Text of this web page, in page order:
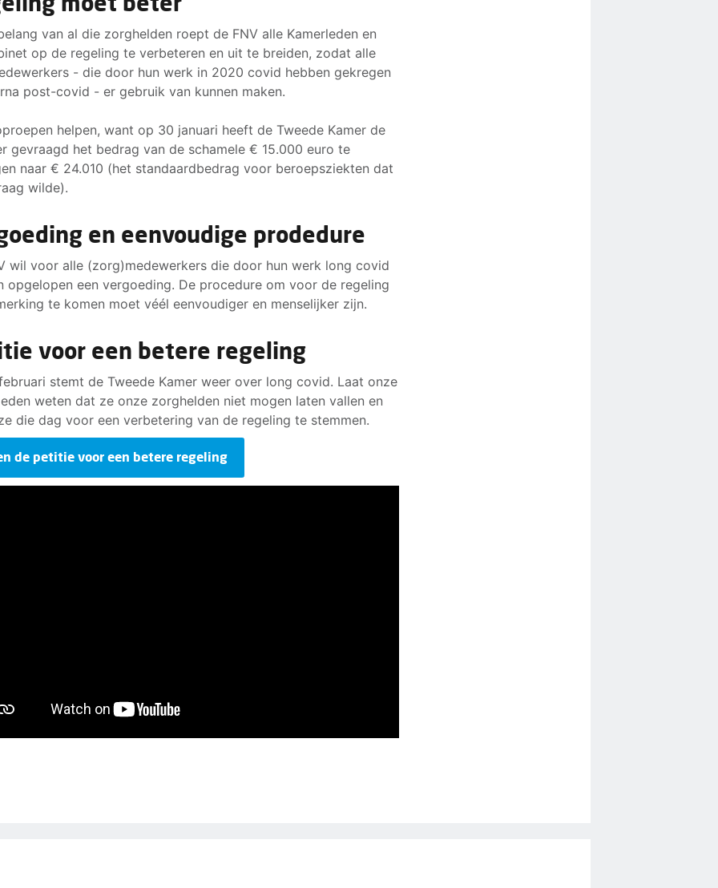
van al die zorghelden roept de FNV alle Kamerleden en
op de regeling te verbeteren en uit te breiden, zodat alle
- die door hun werk in 2020 covid hebben gekregen
post-covid - er gebruik van kunnen maken.
helpen, want op 30 januari heeft de Tweede Kamer de
gevraagd het bedrag van de schamele € 15.000 euro te
naar € 24.010 (het standaardbedrag voor beroepsziekten dat
wilde).
en eenvoudige prodedure
wil voor alle (zorg)medewerkers die door hun werk long covid
opgelopen een vergoeding. De procedure om voor de regeling
te komen moet véél eenvoudiger en menselijker zijn.
voor een betere regeling
stemt de Tweede Kamer weer over long covid. Laat onze
weten dat ze onze zorghelden niet mogen laten vallen en
die dag voor een verbetering van de regeling te stemmen.
de petitie voor een betere regeling